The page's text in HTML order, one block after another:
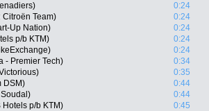
0:24
Citroën Team)
0:24
Up Nation)
0:24
p/b KTM)
0:24
0:24
- Premier Tech)
0:34
0:35
DSM)
0:44
0:44
Hotels p/b KTM)
0:45